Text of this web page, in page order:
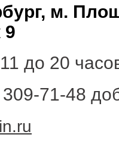
м.
9
до 20
71-48